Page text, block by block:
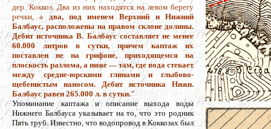
дер. Коккоз. Два из них находятся на левом берегу
речки, а два, под именем Верхний и Нижний
Балбаус, расположены на правом склоне долины.
Дебит источника В. Балбаус составляет не менее
60.000 литров в сутки, причем каптаж их
поставлен не на грифоне, приходящемся на
плоскость разлома, а ниже — там, где вода стекает
между средне-юрскими глинами и глыбово-
щебенистым наносом. Дебит источника Нижн.
Балбаус равен 265.000 л. в сутки."
Упоминание каптажа и описание выхода воды
Нижнего Балбауса указывает на то, что это родник
Пять труб. Известно, что водопровод в Коккозах был